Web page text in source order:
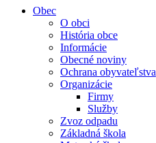
Obec
O obci
História obce
Informácie
Obecné noviny
Ochrana obyvateľstva
Organizácie
Firmy
Služby
Zvoz odpadu
Základná škola